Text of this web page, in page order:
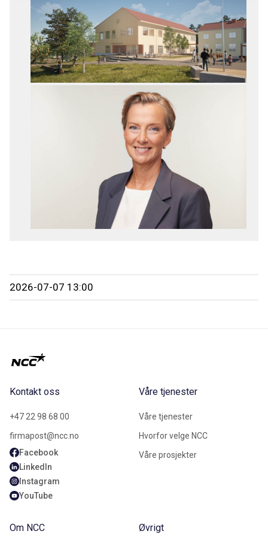
2026-07-07 13:00
Kontakt oss
+47 22 98 68 00
firmapost@ncc.no
Facebook
LinkedIn
Instagram
YouTube
Våre tjenester
Våre tjenester
Hvorfor velge NCC
Våre prosjekter
Om NCC Øvrigt